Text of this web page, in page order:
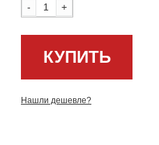
- +
КУПИТЬ
Нашли дешевле?